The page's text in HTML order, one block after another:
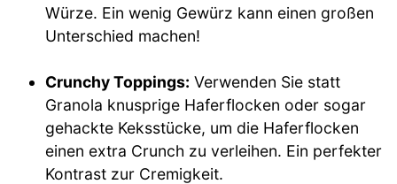
Würze. Ein wenig Gewürz kann einen großen
Unterschied machen!
Crunchy Toppings: Verwenden Sie statt
Granola knusprige Haferflocken oder sogar
gehackte Keksstücke, um die Haferflocken
einen extra Crunch zu verleihen. Ein perfekter
Kontrast zur Cremigkeit.